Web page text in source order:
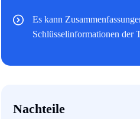
Es kann
Schlüsselinformationen der
Nachteile